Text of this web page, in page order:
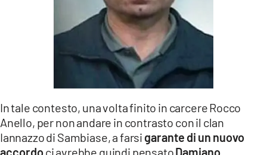
In tale contesto, una volta finito in carcere Rocco
Anello, per non andare in contrasto con il clan
Iannazzo di Sambiase, a farsi garante di un nuovo
accordoci avrebbe quindi pensatoDamiano